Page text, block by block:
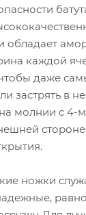
обладает
каждой
даже
застрять в
молнии с
ножки